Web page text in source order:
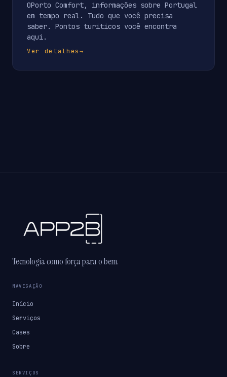
OPorto Comfort, informações sobre Portugal
em tempo real. Tudo que você precisa
saber. Pontos turiticos você encontra
aqui.
Ver detalhes→
Tecnologia como força para o bem.
NAVEGAÇÃO
Início
Serviços
Cases
Sobre
SERVIÇOS